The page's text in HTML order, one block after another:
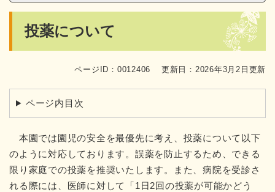
投薬について
ページID：0012406 更新日：2026年3月2日更新
ページ内目次
本園では園児の安全を最優先に考え、投薬について以下
のように対応しております。誤薬を防止するため、できる
限り家庭での投薬を推奨いたします。また、病院を受診さ
れる際には、医師に対して「1日2回の投薬が可能かどう